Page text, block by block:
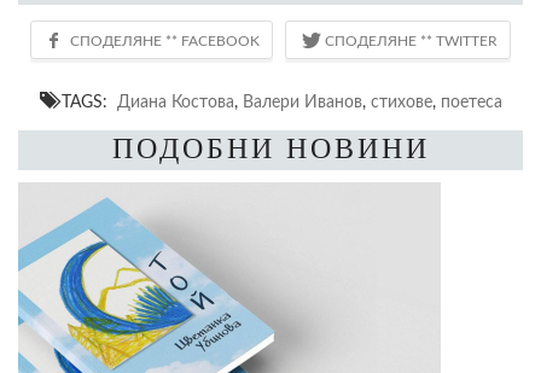
TAGS: Диана Костова, Валери Иванов, стихове, поетеса
ПОДОБНИ НОВИНИ